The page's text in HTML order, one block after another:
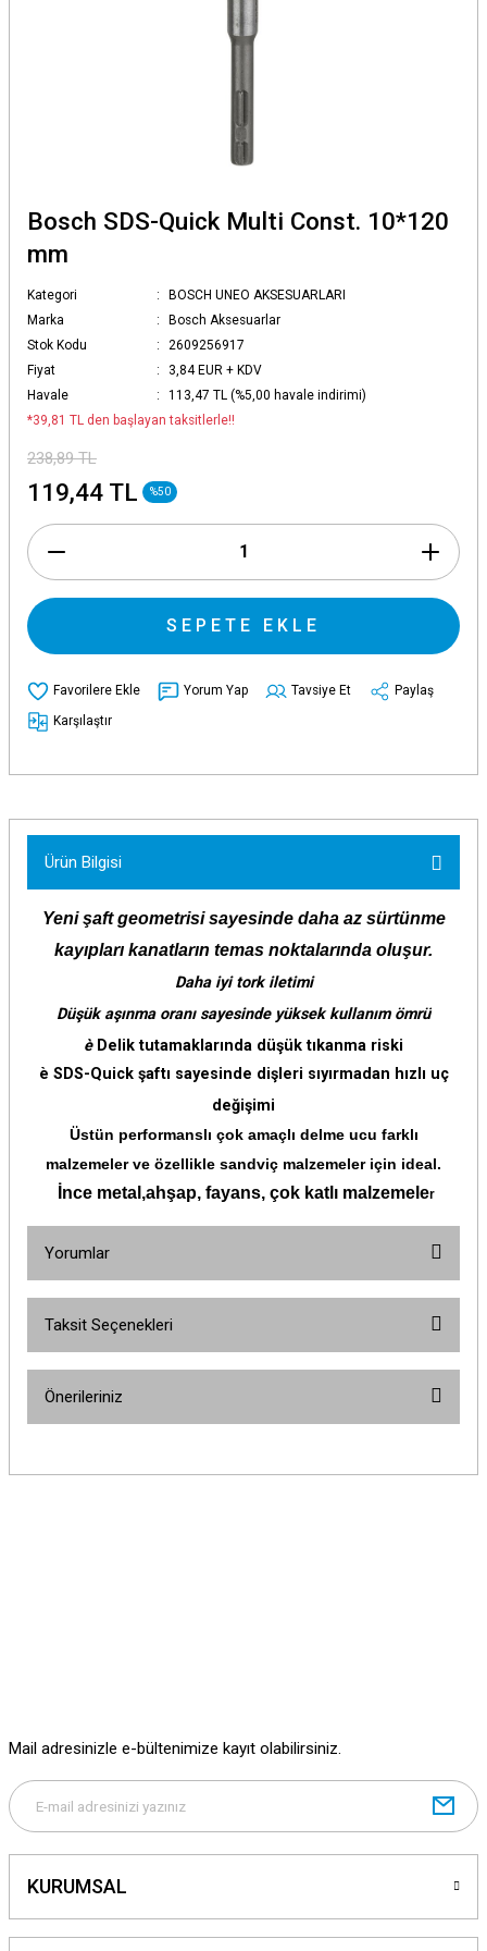
Bosch SDS-Quick Multi Const. 10*120
mm
Kategori
BOSCH UNEO AKSESUARLARI
Marka
Bosch Aksesuarlar
Stok Kodu
2609256917
Fiyat
3,84 EUR + KDV
Havale
113,47 TL (%5,00 havale indirimi)
*39,81 TL den başlayan taksitlerle!!
238,89 TL
119,44 TL %50
SEPETE EKLE
Yorum Yap Tavsiye Et
Paylaş
Karşılaştır
Ürün Bilgisi
Yeni şaft geometrisi sayesinde daha az sürtünme
kayıpları kanatların temas noktalarında oluşur.
Daha iyi tork iletimi
Düşük aşınma oranı sayesinde yüksek kullanım ömrü
èDelik tutamaklarında düşük tıkanma riski
è SDS-Quick şaftı sayesinde dişleri sıyırmadan hızlı uç
değişimi
Üstün performanslı çok amaçlı delme ucu farklı
malzemeler ve özellikle sandviç malzemeler için ideal.
İnce metal ,ahşap, fayans, çok katlı malzemeler
Yorumlar
Taksit Seçenekleri
Önerileriniz
Gönder
Mail adresinizle e-bültenimize kayıt olabilirsiniz.
KURUMSAL